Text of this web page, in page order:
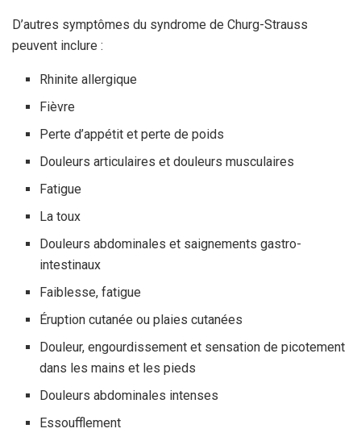
D’autres symptômes du syndrome de Churg-Strauss
peuvent inclure :
Rhinite allergique
Fièvre
Perte d’appétit et perte de poids
Douleurs articulaires et douleurs musculaires
Fatigue
La toux
Douleurs abdominales et saignements gastro-
intestinaux
Faiblesse, fatigue
Éruption cutanée ou plaies cutanées
Douleur, engourdissement et sensation de picotement
dans les mains et les pieds
Douleurs abdominales intenses
Essoufflement